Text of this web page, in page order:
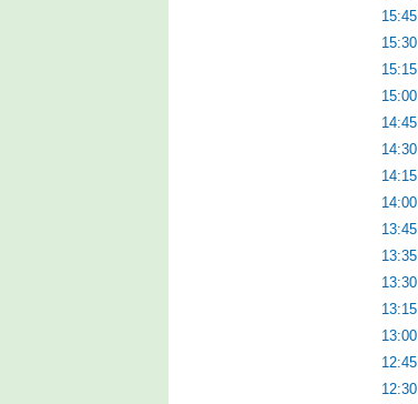
15:45
15:30
15:15
15:00
14:45
14:30
14:15
14:00
13:45
13:35
13:30
13:15
13:00
12:45
12:30